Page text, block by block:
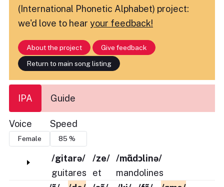
(International Phonetic Alphabet) project:
we'd love to hear your feedback!
About the project
Give feedback
Return to main song listing
IPA Guide
Voice Speed
/gitarə/
guitares
/ze/
et
/mɑ̃dɔlinə/
mandolines